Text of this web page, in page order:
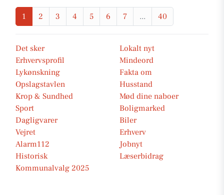
1 2 3 4 5 6 7 ... 40
Det sker
Lokalt nyt
Erhvervsprofil
Mindeord
Lykønskning
Fakta om
Opslagstavlen
Husstand
Krop & Sundhed
Mød dine naboer
Sport
Boligmarked
Dagligvarer
Biler
Vejret
Erhverv
Alarm112
Jobnyt
Historisk
Læserbidrag
Kommunalvalg 2025